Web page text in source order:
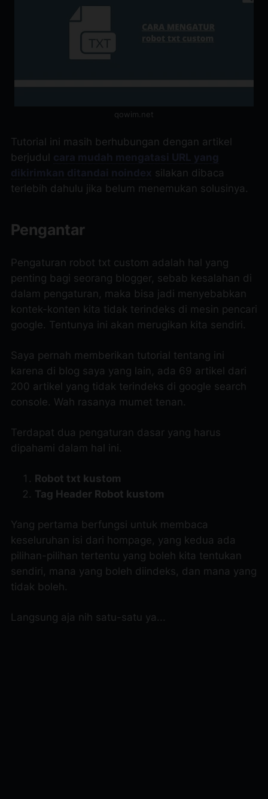
qowim.net
Tutorial ini masih berhubungan dengan artikel
berjudul cara mudah mengatasi URL yang
dikirimkan ditandai noindex silakan dibaca
terlebih dahulu jika belum menemukan solusinya.
Pengantar
Pengaturan robot txt custom adalah hal yang
penting bagi seorang blogger, sebab kesalahan di
dalam pengaturan, maka bisa jadi menyebabkan
kontek-konten kita tidak terindeks di mesin pencari
google. Tentunya ini akan merugikan kita sendiri.
Saya pernah memberikan tutorial tentang ini
karena di blog saya yang lain, ada 69 artikel dari
200 artikel yang tidak terindeks di google search
console. Wah rasanya mumet tenan .
Terdapat dua pengaturan dasar yang harus
dipahami dalam hal ini.
Robot txt kustom
Tag Header Robot kustom
Yang pertama berfungsi untuk membaca
keseluruhan isi dari hompage, yang kedua ada
pilihan-pilihan tertentu yang boleh kita tentukan
sendiri, mana yang boleh diindeks, dan mana yang
tidak boleh.
Langsung aja nih satu-satu ya...